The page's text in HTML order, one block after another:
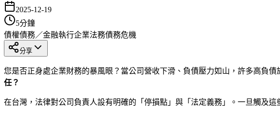
2025-12-19
5分鐘
債權債務／金融執行企業法務債務危機
分享
您是否正身處企業財務的暴風眼？當公司營收下滑、負債壓力如山，許多高負債
任？
在台灣，法律對公司負責人設有明確的「停損點」與「法定義務」。一旦觸及